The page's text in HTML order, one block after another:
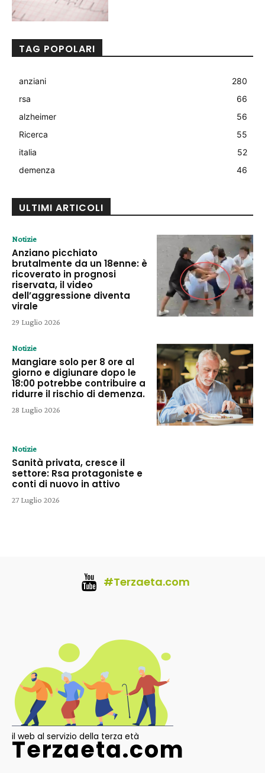
TAG POPOLARI
anziani
280
rsa
66
alzheimer
56
Ricerca
55
italia
52
demenza
46
ULTIMI ARTICOLI
Notizie
Anziano picchiato
brutalmente da un 18enne: è
ricoverato in prognosi
riservata, il video
dell’aggressione diventa
virale
29 Luglio 2026
Notizie
Mangiare solo per 8 ore al
giorno e digiunare dopo le
18:00 potrebbe contribuire a
ridurre il rischio di demenza.
28 Luglio 2026
Notizie
Sanità privata, cresce il
settore: Rsa protagoniste e
conti di nuovo in attivo
27 Luglio 2026
#Terzaeta.com
il web al servizio della terza età
Terzaeta.com